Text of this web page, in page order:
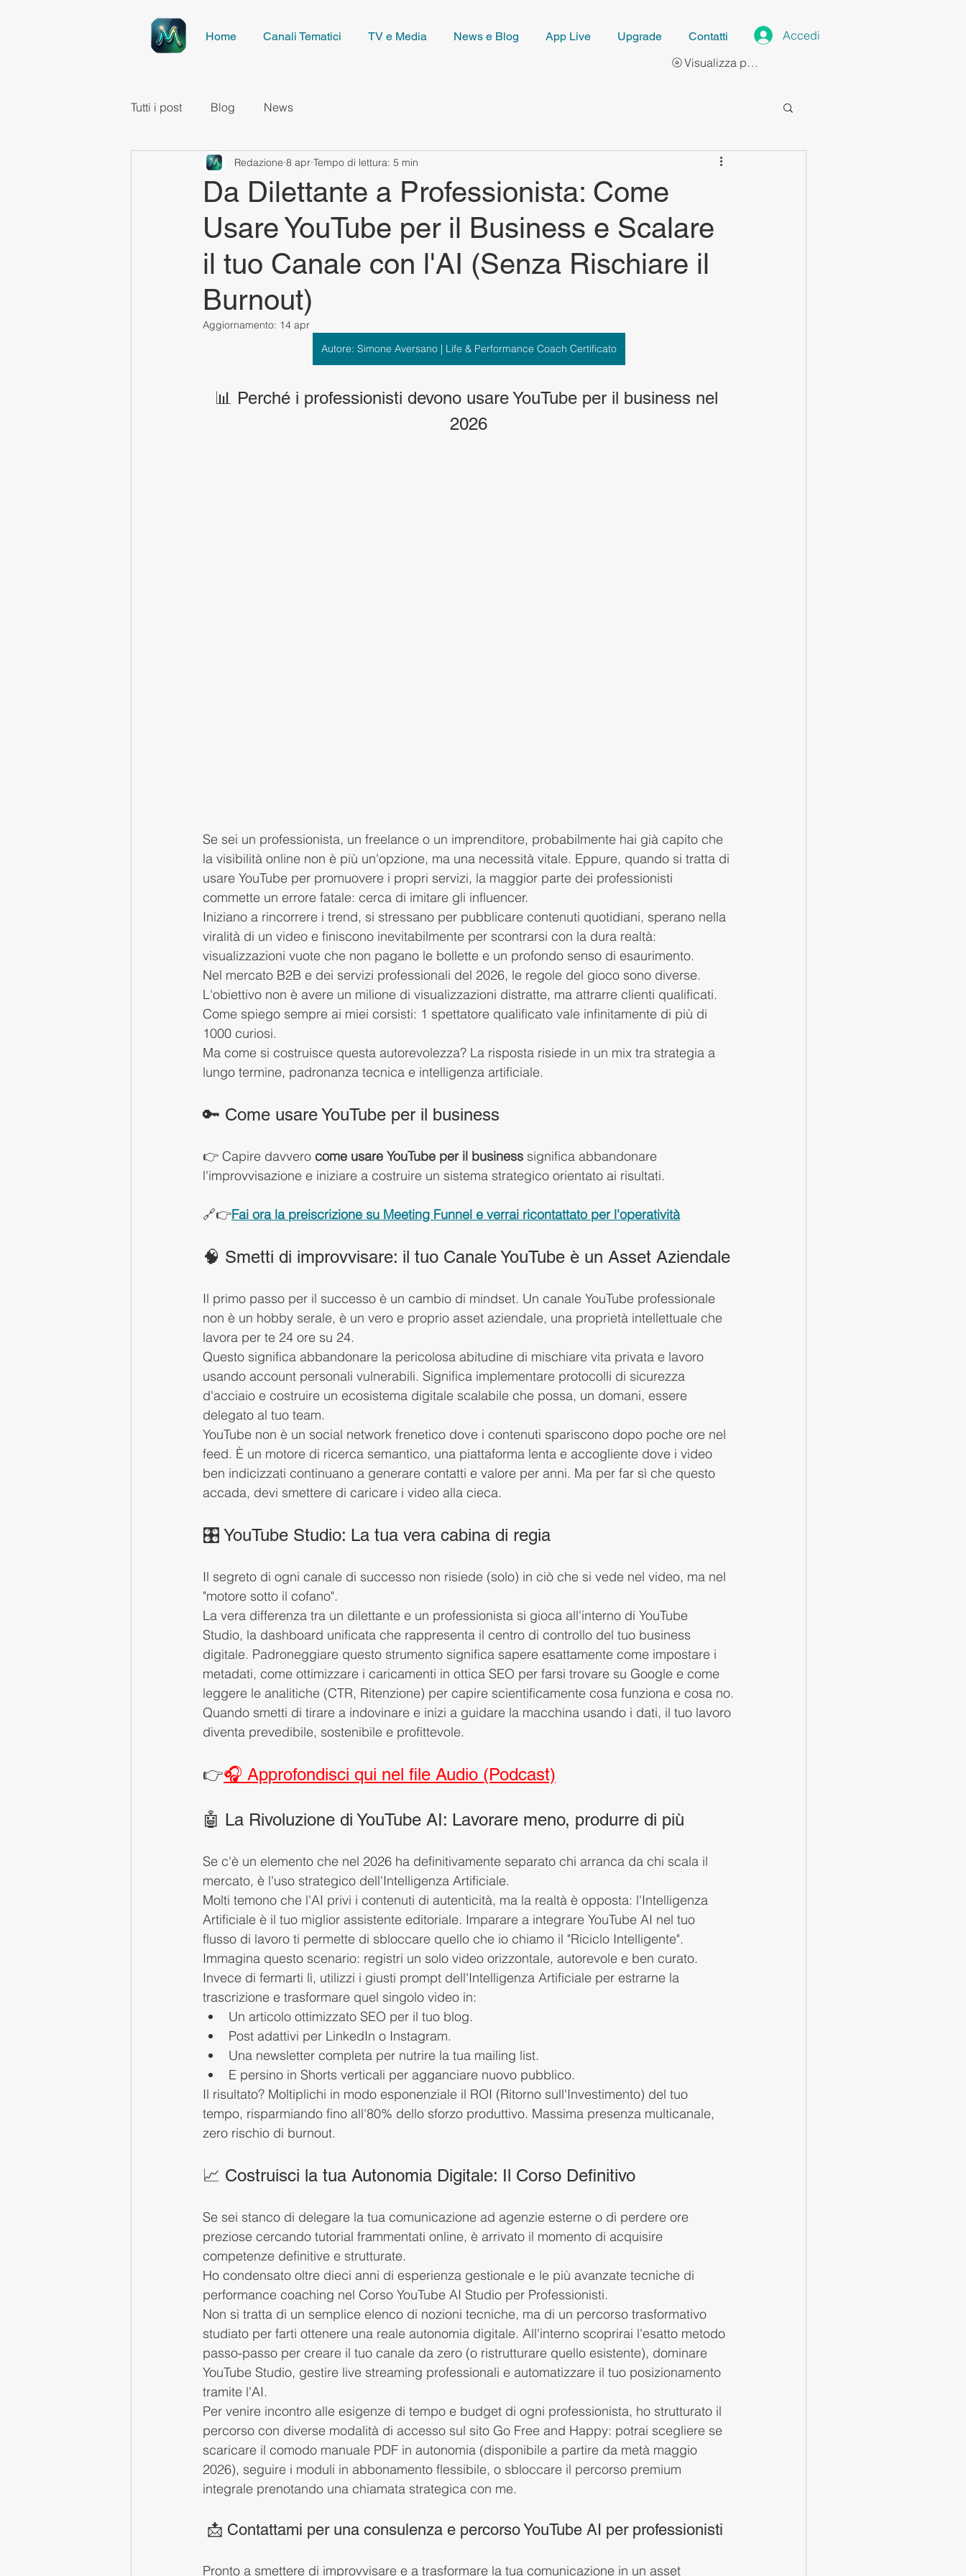
Home Canali Tematici TV e Media News e Blog App Live Upgrade Contatti
Accedi
Visualizza punti
Tutti i post Blog News
Da Dilettante a Professionista: Come
Usare YouTube per il Business e Scalare
il tuo Canale con l'AI (Senza Rischiare il
Burnout)
Redazione 8 apr Tempo di lettura: 5 min
Aggiornamento: 14 apr
Autore: Simone Aversano | Life & Performance Coach Certificato
📊 Perché i professionisti devono usare YouTube per il business nel
2026
Se sei un professionista, un freelance o un imprenditore, probabilmente hai già capito che
la visibilità online non è più un'opzione, ma una necessità vitale. Eppure, quando si tratta di
usare YouTube per promuovere i propri servizi, la maggior parte dei professionisti
commette un errore fatale: cerca di imitare gli influencer.
Iniziano a rincorrere i trend, si stressano per pubblicare contenuti quotidiani, sperano nella
viralità di un video e finiscono inevitabilmente per scontrarsi con la dura realtà:
visualizzazioni vuote che non pagano le bollette e un profondo senso di esaurimento.
Nel mercato B2B e dei servizi professionali del 2026, le regole del gioco sono diverse.
L'obiettivo non è avere un milione di visualizzazioni distratte, ma attrarre clienti qualificati.
Come spiego sempre ai miei corsisti: 1 spettatore qualificato vale infinitamente di più di
1000 curiosi.
Ma come si costruisce questa autorevolezza? La risposta risiede in un mix tra strategia a
lungo termine, padronanza tecnica e intelligenza artificiale.
🔑 Come usare YouTube per il business
👉 Capire davvero come usare YouTube per il business significa abbandonare
l'improvvisazione e iniziare a costruire un sistema strategico orientato ai risultati.
🔗👉Fai ora la preiscrizione su Meeting Funnel e verrai ricontattato per l'operatività
🧠 Smetti di improvvisare: il tuo Canale YouTube è un Asset Aziendale
Il primo passo per il successo è un cambio di mindset. Un canale YouTube professionale
non è un hobby serale, è un vero e proprio asset aziendale, una proprietà intellettuale che
lavora per te 24 ore su 24.
Questo significa abbandonare la pericolosa abitudine di mischiare vita privata e lavoro
usando account personali vulnerabili. Significa implementare protocolli di sicurezza
d'acciaio e costruire un ecosistema digitale scalabile che possa, un domani, essere
delegato al tuo team.
YouTube non è un social network frenetico dove i contenuti spariscono dopo poche ore nel
feed. È un motore di ricerca semantico, una piattaforma lenta e accogliente dove i video
ben indicizzati continuano a generare contatti e valore per anni. Ma per far sì che questo
accada, devi smettere di caricare i video alla cieca.
🎛️ YouTube Studio: La tua vera cabina di regia
Il segreto di ogni canale di successo non risiede (solo) in ciò che si vede nel video, ma nel
"motore sotto il cofano".
La vera differenza tra un dilettante e un professionista si gioca all'interno di YouTube
Studio, la dashboard unificata che rappresenta il centro di controllo del tuo business
digitale. Padroneggiare questo strumento significa sapere esattamente come impostare i
metadati, come ottimizzare i caricamenti in ottica SEO per farsi trovare su Google e come
leggere le analitiche (CTR, Ritenzione) per capire scientificamente cosa funziona e cosa no.
Quando smetti di tirare a indovinare e inizi a guidare la macchina usando i dati, il tuo lavoro
diventa prevedibile, sostenibile e profittevole.
👉🎧 Approfondisci qui nel file Audio (Podcast)
🤖 La Rivoluzione di YouTube AI: Lavorare meno, produrre di più
Se c'è un elemento che nel 2026 ha definitivamente separato chi arranca da chi scala il
mercato, è l'uso strategico dell'Intelligenza Artificiale.
Molti temono che l'AI privi i contenuti di autenticità, ma la realtà è opposta: l'Intelligenza
Artificiale è il tuo miglior assistente editoriale. Imparare a integrare YouTube AI nel tuo
flusso di lavoro ti permette di sbloccare quello che io chiamo il "Riciclo Intelligente".
Immagina questo scenario: registri un solo video orizzontale, autorevole e ben curato.
Invece di fermarti lì, utilizzi i giusti prompt dell'Intelligenza Artificiale per estrarne la
trascrizione e trasformare quel singolo video in:
Un articolo ottimizzato SEO per il tuo blog.
Post adattivi per LinkedIn o Instagram.
Una newsletter completa per nutrire la tua mailing list.
E persino in Shorts verticali per agganciare nuovo pubblico.
Il risultato? Moltiplichi in modo esponenziale il ROI (Ritorno sull'Investimento) del tuo
tempo, risparmiando fino all'80% dello sforzo produttivo. Massima presenza multicanale,
zero rischio di burnout.
📈 Costruisci la tua Autonomia Digitale: Il Corso Definitivo
Se sei stanco di delegare la tua comunicazione ad agenzie esterne o di perdere ore
preziose cercando tutorial frammentati online, è arrivato il momento di acquisire
competenze definitive e strutturate.
Ho condensato oltre dieci anni di esperienza gestionale e le più avanzate tecniche di
performance coaching nel Corso YouTube AI Studio per Professionisti.
Non si tratta di un semplice elenco di nozioni tecniche, ma di un percorso trasformativo
studiato per farti ottenere una reale autonomia digitale. All'interno scoprirai l'esatto metodo
passo-passo per creare il tuo canale da zero (o ristrutturare quello esistente), dominare
YouTube Studio, gestire live streaming professionali e automatizzare il tuo posizionamento
tramite l'AI.
Per venire incontro alle esigenze di tempo e budget di ogni professionista, ho strutturato il
percorso con diverse modalità di accesso sul sito Go Free and Happy: potrai scegliere se
scaricare il comodo manuale PDF in autonomia (disponibile a partire da metà maggio
2026), seguire i moduli in abbonamento flessibile, o sbloccare il percorso premium
integrale prenotando una chiamata strategica con me.
📩 Contattami per una consulenza e percorso YouTube AI per professionisti
Pronto a smettere di improvvisare e a trasformare la tua comunicazione in un asset